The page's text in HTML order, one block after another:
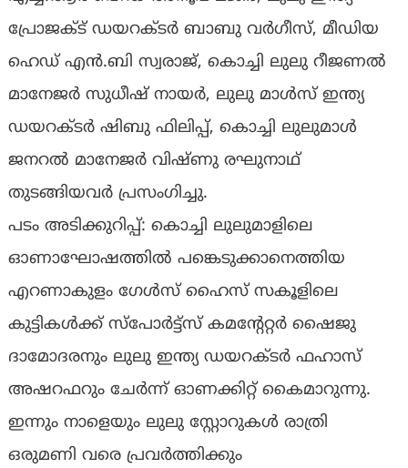
പ്രോജക്ട് ഡയറക്ടർ ബാബു വർ​ഗീസ്, മീഡിയ ​
ഹെഡ് എൻ.ബി സ്വരാജ്, കൊച്ചി ലുലു റീജണൽ
മാനേജർ സുധീഷ് നായർ, ലുലു മാൾസ് ഇന്ത്യ
ഡയറക്ടർ ഷിബു ഫിലിപ്പ്, കൊച്ചി ലുലുമാൾ
ജനറൽ മാനേജർ വിഷ്ണു രഘുനാഥ്
തുടങ്ങിയവർ പ്രസം​ഗിച്ചു.
പടം അടിക്കുറിപ്പ്: കൊച്ചി ലുലുമാളിലെ
ഓണാഘോഷത്തിൽ പങ്കെടുക്കാനെത്തിയ
എറണാകുളം ​ഗേൾസ് ഹൈസ് സകൂളിലെ
കുട്ടികൾക്ക് സ്പോർട്ട്സ് കമന്റേറ്റർ ഷൈജു
ദാമോദരനും ലുലു ഇന്ത്യ ഡയറക്ടർ ഫഹാസ്
അഷറഫറും ചേർന്ന് ഓണക്കിറ്റ് കൈമാറുന്നു.
ഇന്നും നാളെയും ലുലു സ്റ്റോറുകൾ രാത്രി
ഒരുമണി വരെ പ്രവർത്തിക്കും